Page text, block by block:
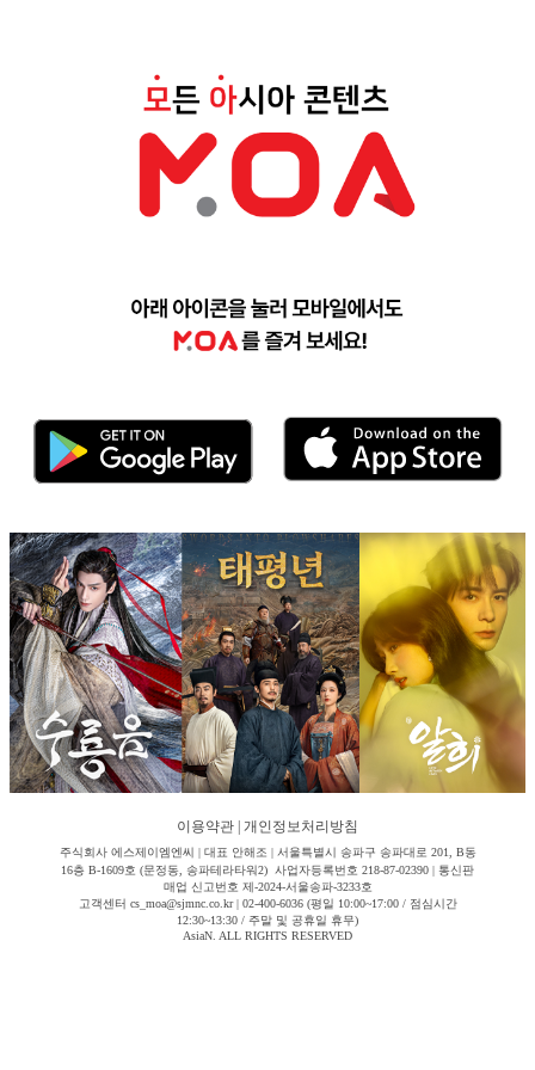
이용약관 개인정보처리방침
주식회사 에스제이엠엔씨 | 대표 안해조 | 서울특별시 송파구 송파대로 201, B동
16층 B-1609호 (문정동, 송파테라타워2) 사업자등록번호 218-87-02390 | 통신판
매업 신고번호 제-2024-서울송파-3233호
고객센터 cs_moa@sjmnc.co.kr | 02-400-6036 (평일 10:00~17:00 / 점심시간
12:30~13:30 / 주말 및 공휴일 휴무)
AsiaN. ALL RIGHTS RESERVED